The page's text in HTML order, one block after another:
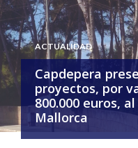
ACTUALIDAD
Capdepera
proyectos, por
800.000 euros,
Mallorca